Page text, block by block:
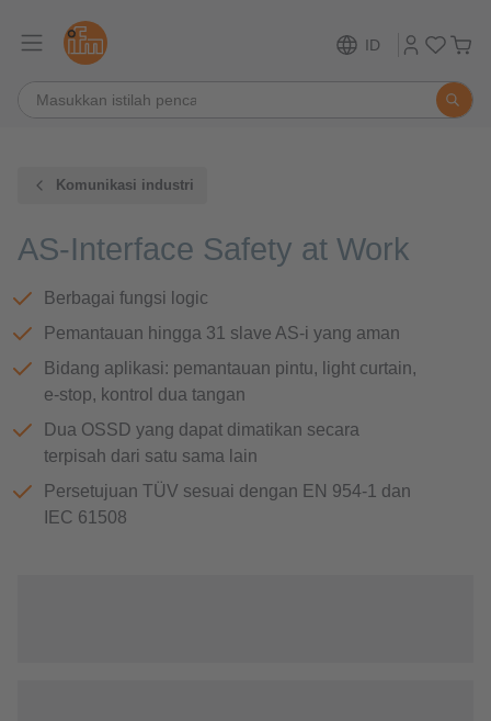
ID
Komunikasi industri
AS-Interface Safety at Work
Berbagai fungsi logic
Pemantauan hingga 31 slave AS-i yang aman
Bidang aplikasi: pemantauan pintu, light curtain,
e-stop, kontrol dua tangan
Dua OSSD yang dapat dimatikan secara
terpisah dari satu sama lain
Persetujuan TÜV sesuai dengan EN 954-1 dan
IEC 61508